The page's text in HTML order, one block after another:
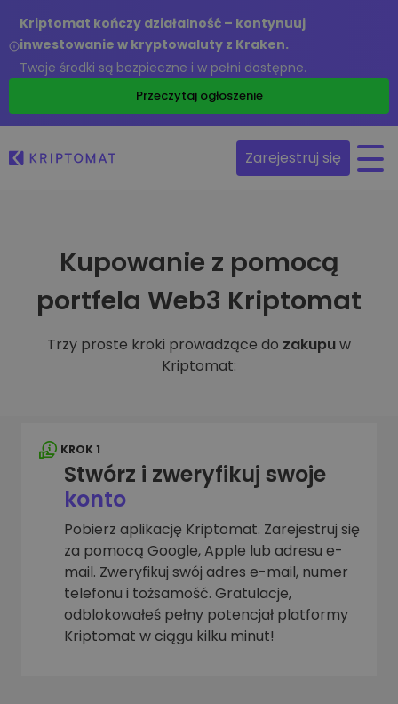
Kriptomat kończy działalność – kontynuuj
inwestowanie w kryptowaluty z Kraken.
Twoje środki są bezpieczne i w pełni dostępne.
Przeczytaj ogłoszenie
Zarejestruj się
Kupowanie z pomocą
portfela Web3 Kriptomat
Trzy proste kroki prowadzące do zakupuw
Kriptomat:
KROK 1
Stwórz i zweryfikuj swoje
konto
Pobierz aplikację Kriptomat. Zarejestruj się
za pomocą Google, Apple lub adresu e-
mail. Zweryfikuj swój adres e-mail, numer
telefonu i tożsamość. Gratulacje,
odblokowałeś pełny potencjał platformy
Kriptomat w ciągu kilku minut!